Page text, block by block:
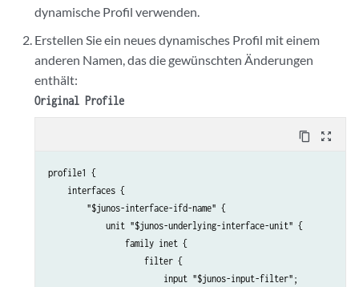
dynamische Profil verwenden.
Erstellen Sie ein neues dynamisches Profil mit einem
anderen Namen, das die gewünschten Änderungen
enthält:
Original Profile
content_copy zoom_out_map
profile1 {
    interfaces {
        "$junos-interface-ifd-name" {
            unit "$junos-underlying-interface-unit" {
                family inet {
                    filter {
                        input "$junos-input-filter";